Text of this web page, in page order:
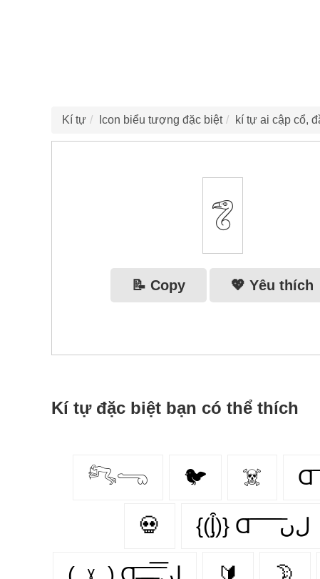
Kí tự Icon biểu tượng đặc biệt kí tự ai cập cổ,
𓆂
📝 Copy 💖 Yêu thích
Kí tự đặc biệt bạn có thể thích
𓀐𓂸 🐦 ☠️
💀 {(ᶅ͒)} Ɑ͞ ͞ ͞ ͞ ͞ ﻝﮞ